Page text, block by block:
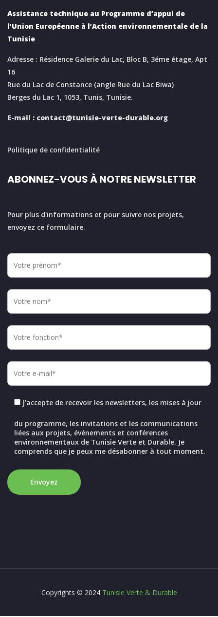
Assistance technique au Programme d’appui de
l’Union Européenne à l’Action environnementale de la
Tunisie
Adresse : Résidence Galerie du Lac, Bloc B, 3éme étage, Apt
16
Rue du Lac de Constance (angle Rue du Lac Biwa)
Berges du Lac 1, 1053, Tunis, Tunisie.
E-mail : contact@tunisie-verte-durable.org
Politique de confidentialité
ABONNEZ-VOUS À NOTRE NEWSLETTER
Pour plus d'informations et pour suivre nos projets,
envoyez ce formulaire.
J’accepte de recevoir les newsletters, les mises à jour
du programme, les invitations et les communications
liées aux projets, événements et conférences
environnementaux de Tunisie Verte et Durable. Je
comprends que je peux me désabonner à tout moment.
Copyrights © 2024 Tunisie Verte & Durable